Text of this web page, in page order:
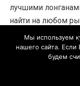
лучшими
найти на любом
колеблется от 30
Личи похож на
Мы используем
нашего сайта.
будем